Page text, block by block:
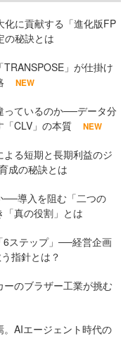
化に貢献する「進化版FP
の秘訣とは
」が仕掛け
NEW
っているのか──データ分
CLV」の本質
NEW
る短期と長期利益のジ
成の秘訣とは
──導入を阻む「二つの
真の役割」とは
6ステップ」──経営企画
指針とは？
のブラザー工業が挑む
。AIエージェント時代の